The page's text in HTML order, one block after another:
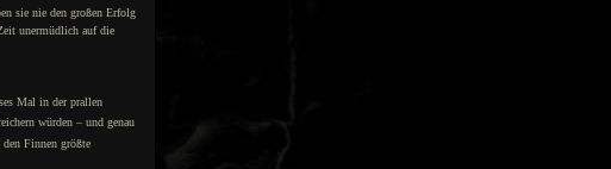
sie nie den großen Erfolg
unermüdlich auf die
Mal in der prallen
würden – und genau
Finnen größte